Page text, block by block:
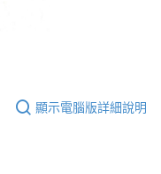
顯示電腦版詳細說明